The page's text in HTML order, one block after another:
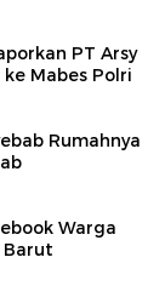
PT Arsy
Mabes Polri
Rumahnya
Warga
Barut